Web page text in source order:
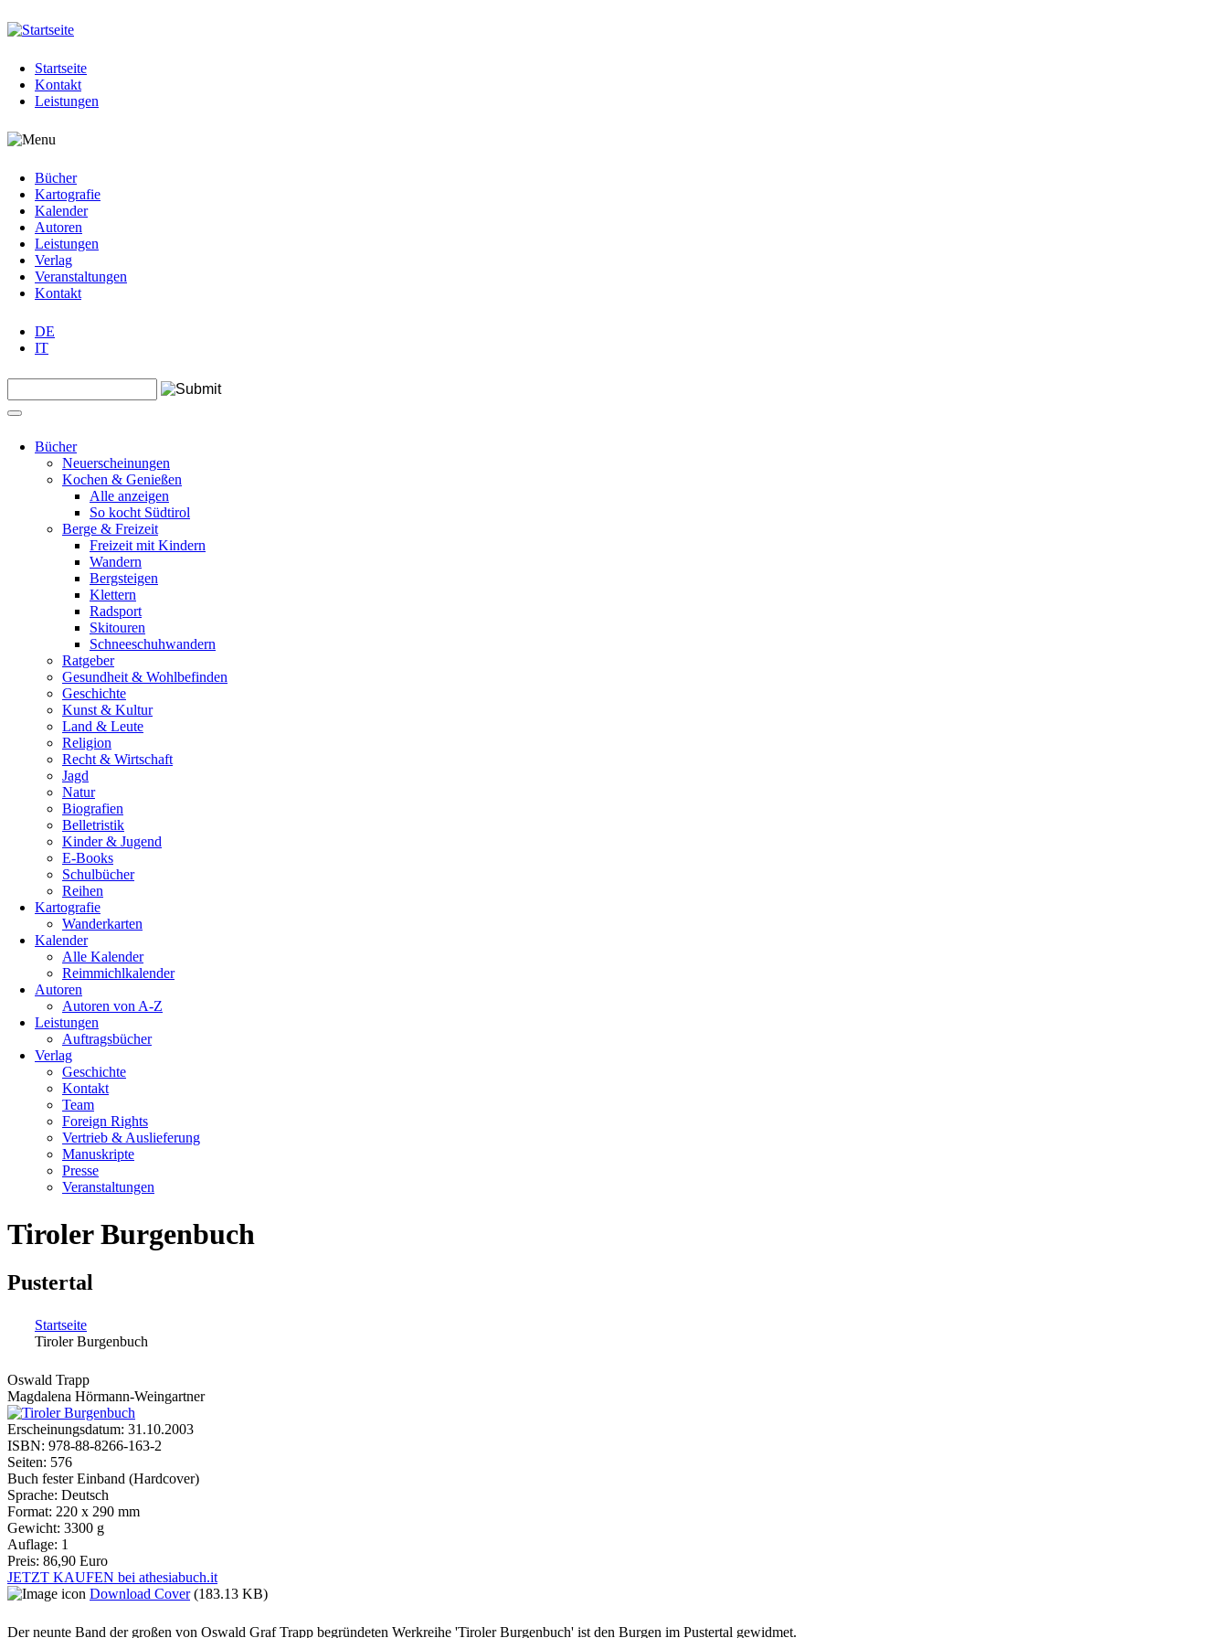
Jump to navigation
Startseite
Kontakt
Leistungen
Bücher
Kartografie
Kalender
Autoren
Leistungen
Verlag
Veranstaltungen
Kontakt
DE
IT
Suchformular
Bücher
Neuerscheinungen
Kochen & Genießen
Alle anzeigen
So kocht Südtirol
Berge & Freizeit
Freizeit mit Kindern
Wandern
Bergsteigen
Klettern
Radsport
Skitouren
Schneeschuhwandern
Ratgeber
Gesundheit & Wohlbefinden
Geschichte
Kunst & Kultur
Land & Leute
Religion
Recht & Wirtschaft
Jagd
Natur
Biografien
Belletristik
Kinder & Jugend
E-Books
Schulbücher
Reihen
Kartografie
Wanderkarten
Kalender
Alle Kalender
Reimmichlkalender
Autoren
Autoren von A-Z
Leistungen
Auftragsbücher
Verlag
Geschichte
Kontakt
Team
Foreign Rights
Vertrieb & Auslieferung
Manuskripte
Presse
Veranstaltungen
Tiroler Burgenbuch
Pustertal
Sie sind hier
Startseite
Tiroler Burgenbuch
Oswald Trapp
Magdalena Hörmann-Weingartner
Erscheinungsdatum: 31.10.2003
ISBN: 978-88-8266-163-2
Seiten: 576
Buch fester Einband (Hardcover)
Sprache: Deutsch
Format: 220 x 290 mm
Gewicht: 3300 g
Auflage: 1
Preis: 86,90 Euro
JETZT KAUFEN bei athesiabuch.it
Download Cover (183.13 KB)
Der neunte Band der großen von Oswald Graf Trapp begründeten Werkreihe 'Tiroler Burgenbuch' ist den Burgen im Pustertal gewidmet.